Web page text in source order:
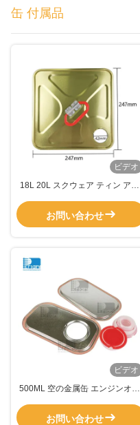
缶 付属品
ビデオ
18L 20L スクウェア ティン アク
ズ ハンドル / キャップ
お問い合わせ
ビデオ
500ML 空の金属缶 エンジンオイ
お問い合わせ